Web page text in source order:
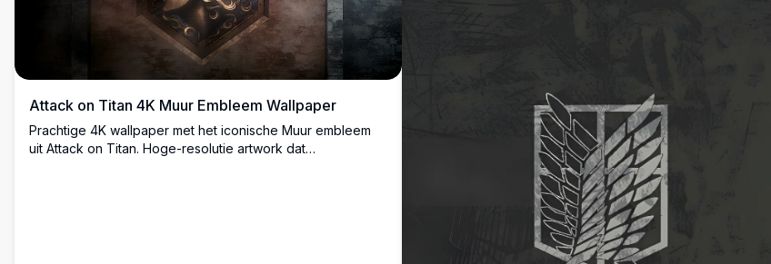
Attack on Titan 4K Muur Embleem Wallpaper
Prachtige 4K wallpaper met het iconische Muur embleem
uit Attack on Titan. Hoge-resolutie artwork dat